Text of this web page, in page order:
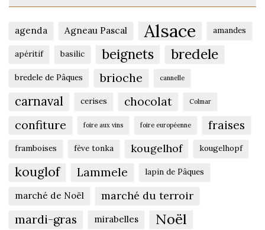
agenda Agneau Pascal Alsace amandes
apéritif basilic beignets bredele
bredele de Pâques brioche cannelle
carnaval cerises chocolat Colmar
confiture foire aux vins foire européenne fraises
framboises fève tonka kougelhof kougelhopf
kouglof Lammele lapin de Pâques
marché de Noël marché du terroir
mardi-gras mirabelles Noël